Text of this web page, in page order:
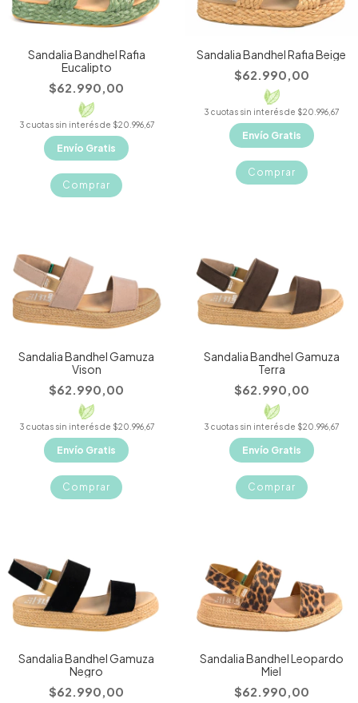
Sandalia Bandhel Rafia
Eucalipto
$62.990,00
3 cuotas sin interés de $20.996,67
Envío Gratis
Comprar
Sandalia Bandhel Rafia Beige
$62.990,00
3 cuotas sin interés de $20.996,67
Envío Gratis
Comprar
Sandalia Bandhel Gamuza
Vison
$62.990,00
3 cuotas sin interés de $20.996,67
Envío Gratis
Comprar
Sandalia Bandhel Gamuza
Terra
$62.990,00
3 cuotas sin interés de $20.996,67
Envío Gratis
Comprar
Sandalia Bandhel Gamuza
Negro
$62.990,00
Sandalia Bandhel Leopardo
Miel
$62.990,00